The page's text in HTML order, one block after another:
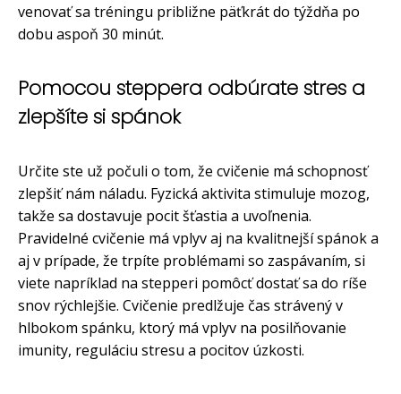
venovať sa tréningu približne päťkrát do týždňa po
dobu aspoň 30 minút.
Pomocou steppera odbúrate stres a
zlepšíte si spánok
Určite ste už počuli o tom, že cvičenie má schopnosť
zlepšiť nám náladu. Fyzická aktivita stimuluje mozog,
takže sa dostavuje pocit šťastia a uvoľnenia.
Pravidelné cvičenie má vplyv aj na kvalitnejší spánok a
aj v prípade, že trpíte problémami so zaspávaním, si
viete napríklad na stepperi pomôcť dostať sa do ríše
snov rýchlejšie. Cvičenie predlžuje čas strávený v
hlbokom spánku, ktorý má vplyv na posilňovanie
imunity, reguláciu stresu a pocitov úzkosti.